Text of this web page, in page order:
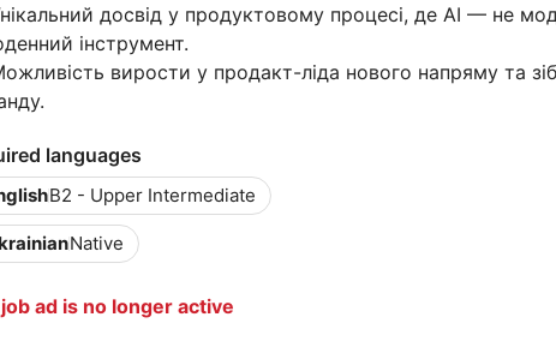
досвід у продуктовому процесі, де AI — не
інструмент.
вирости у продакт-ліда нового напряму та
languages
B2 - Upper Intermediate
Native
ad is no longer active